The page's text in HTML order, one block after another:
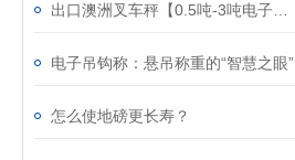
电子吊钩称：悬吊称重的“智慧之眼”
怎么使地磅更长寿？